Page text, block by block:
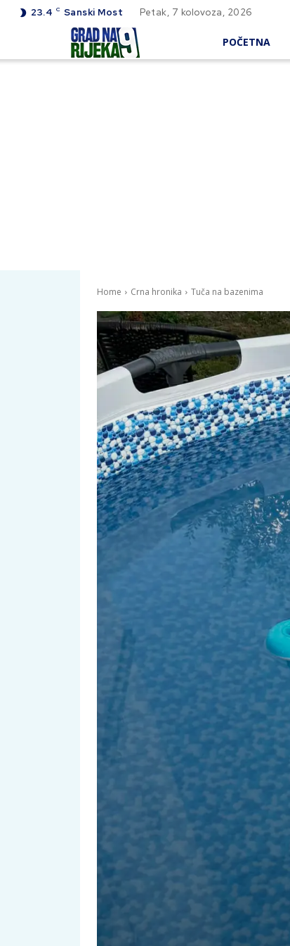
23.4 C Sanski Most Petak, 7 kolovoza, 2026
POČETNA
Home Crna hronika Tuča na bazenima